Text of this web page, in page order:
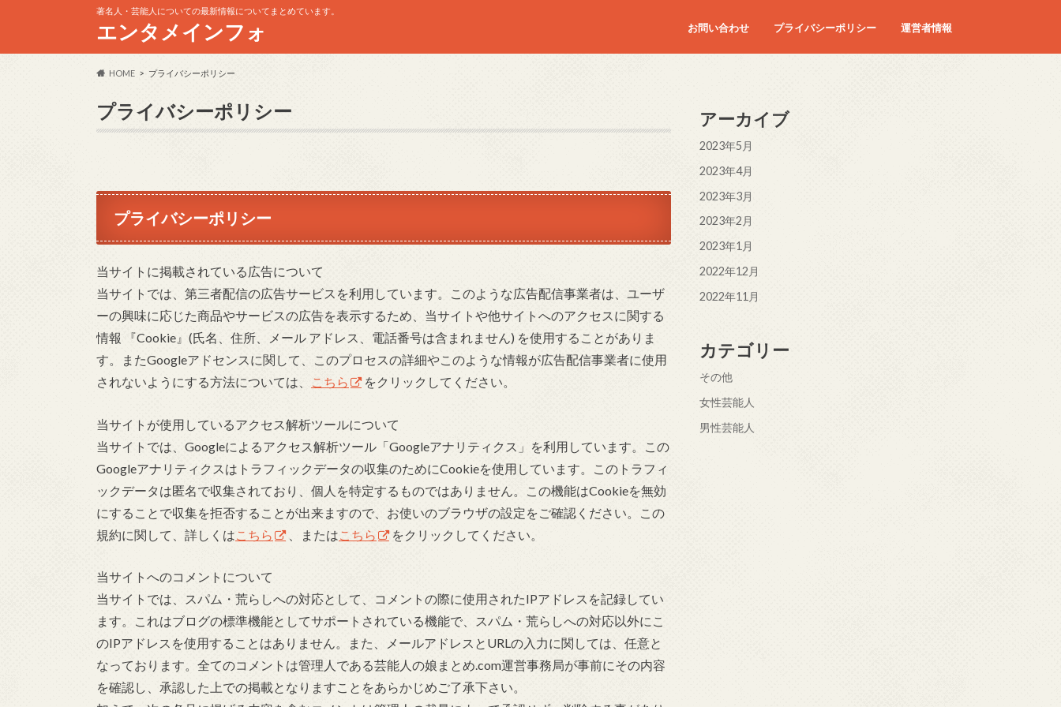
著名人・芸能人についての最新情報についてまとめています。
エンタメインフォ お問い合わせ プライバシーポリシー 運営者情報
HOME プライバシーポリシー
プライバシーポリシー
プライバシーポリシー
当サイトに掲載されている広告について
当サイトでは、第三者配信の広告サービスを利用しています。このような広告配信事業者は、ユーザ
ーの興味に応じた商品やサービスの広告を表示するため、当サイトや他サイトへのアクセスに関する
情報 『Cookie』(氏名、住所、メール アドレス、電話番号は含まれません) を使用することがありま
す。またGoogleアドセンスに関して、このプロセスの詳細やこのような情報が広告配信事業者に使用
されないようにする方法については、
こちら をクリックしてください。
当サイトが使用しているアクセス解析ツールについて
当サイトでは、Googleによるアクセス解析ツール「Googleアナリティクス」を利用しています。この
Googleアナリティクスはトラフィックデータの収集のためにCookieを使用しています。このトラフィ
ックデータは匿名で収集されており、個人を特定するものではありません。この機能はCookieを無効
にすることで収集を拒否することが出来ますので、お使いのブラウザの設定をご確認ください。この
規約に関して、詳しくは こちら 、または こちら をクリックしてください。
当サイトへのコメントについて
当サイトでは、スパム・荒らしへの対応として、コメントの際に使用されたIPアドレスを記録してい
ます。これはブログの標準機能としてサポートされている機能で、スパム・荒らしへの対応以外にこ
のIPアドレスを使用することはありません。また、メールアドレスとURLの入力に関しては、任意と
なっております。全てのコメントは管理人である芸能人の娘まとめ.com運営事務局が事前にその内容
を確認し、承認した上での掲載となりますことをあらかじめご了承下さい。
アーカイブ
2023年5月
2023年4月
2023年3月
2023年2月
2023年1月
2022年12月
2022年11月
カテゴリー
その他
女性芸能人
男性芸能人